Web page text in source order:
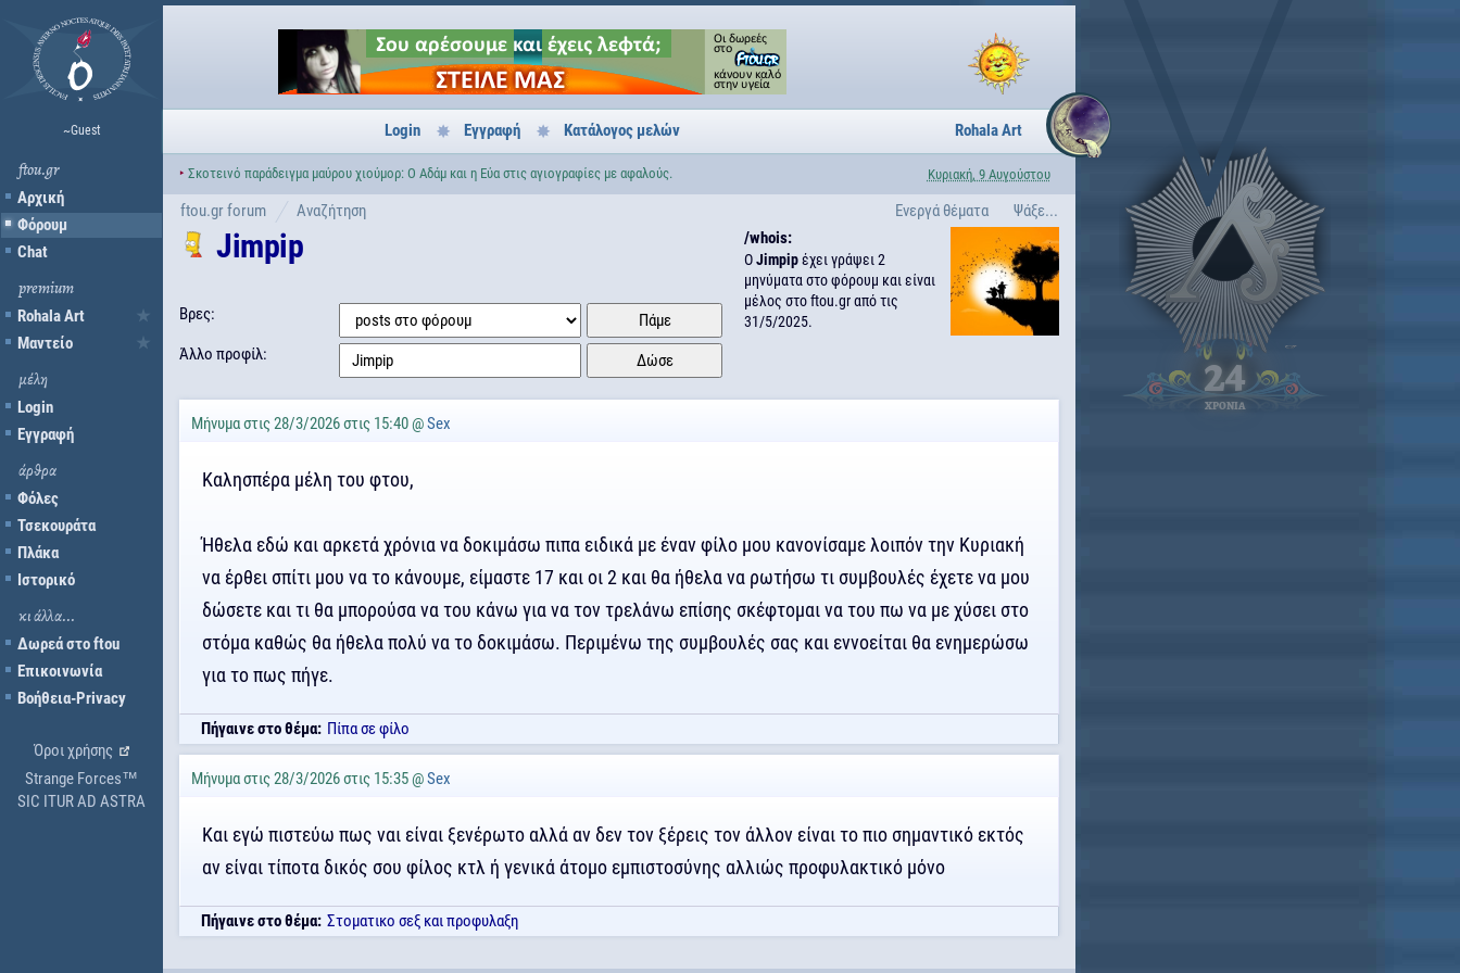
~Guest
ftou.gr
Αρχική
Φόρουμ
Chat
premium
Rohala Art
Μαντείο
μέλη
Login
Εγγραφή
άρθρα
Φόλες
Τσεκουράτα
Πλάκα
Ιστορικό
κι άλλα...
Δωρεά στο ftou
Επικοινωνία
Βοήθεια-Privacy
Όροι χρήσης
Strange Forces™
SIC ITUR AD ASTRA
Login Εγγραφή Κατάλογος μελών Rohala Art
‣ Σκοτεινό παράδειγμα μαύρου χιούμορ: Ο Αδάμ και η Εύα στις αγιογραφίες με αφαλούς. Κυριακή, 9 Αυγούστου
Ενεργά θέματα Ψάξε...
ftou.gr forum Αναζήτηση
Jimpip
Βρες:
Άλλο προφίλ:
/whois:
ΟJimpipέχει γράψει 2
μηνύματα στο φόρουμ και είναι
μέλος στο ftou.gr από τις
31/5/2025.
Μήνυμα στις 28/3/2026 στις 15:40 @Sex
Καλησπέρα μέλη του φτου,
Ήθελα εδώ και αρκετά χρόνια να δοκιμάσω πιπα ειδικά με έναν φίλο μου κανονίσαμε λοιπόν την Κυριακή
να έρθει σπίτι μου να το κάνουμε, είμαστε 17 και οι 2 και θα ήθελα να ρωτήσω τι συμβουλές έχετε να μου
δώσετε και τι θα μπορούσα να του κάνω για να τον τρελάνω επίσης σκέφτομαι να του πω να με χύσει στο
στόμα καθώς θα ήθελα πολύ να το δοκιμάσω. Περιμένω της συμβουλές σας και εννοείται θα ενημερώσω
για το πως πήγε.
Πήγαινε στο θέμα: Πίπα σε φίλο
Μήνυμα στις 28/3/2026 στις 15:35 @Sex
Και εγώ πιστεύω πως ναι είναι ξενέρωτο αλλά αν δεν τον ξέρεις τον άλλον είναι το πιο σημαντικό εκτός
αν είναι τίποτα δικός σου φίλος κτλ ή γενικά άτομο εμπιστοσύνης αλλιώς προφυλακτικό μόνο
Πήγαινε στο θέμα: Στοματικο σεξ και προφυλαξη
24
ΧΡΟΝΙΑ